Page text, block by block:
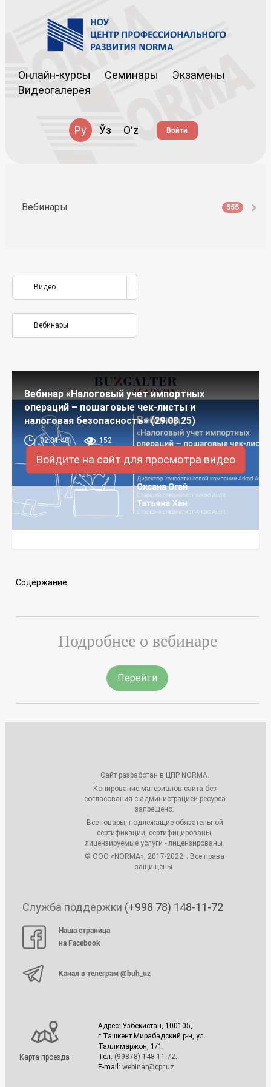
Онлайн-курсы Семинары
Экзамены
Видеогалерея
Ру Ўз Oʻz Войти
Вебинары 555
Видео
Вебинары
Вебинар «Налоговый учет импортных
операций – пошаговые чек-листы и
налоговая безопасность» (29.08.25)
02:31:48 152
Войдите на сайт для просмотра видео
Содержание
Подробнее о вебинаре
Перейти
Сайт разработан в ЦПР NORMA.
Копирование материалов сайта без
согласования с администрацией ресурса
запрещено.
Все товары, подлежащие обязательной
сертификации, сертифицированы,
лицензируемые услуги - лицензированы.
© ООО «NORMA», 2017-2022г. Все права
защищены.
Служба поддержки (+998 78) 148-11-72
Наша страница
на Facebook
Канал в телеграм @buh_uz
Карта проезда
Адрес: Узбекистан, 100105,
г.Ташкент Мирабадский р-н, ул.
Таллимаржон, 1/1.
Тел. (99878) 148-11-72
E-mail: webinar@cpr.uz